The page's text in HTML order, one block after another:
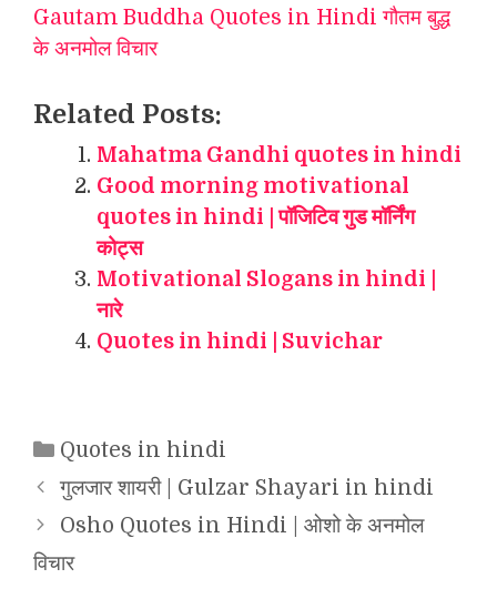
Gautam Buddha Quotes in Hindi गौतम बुद्ध
के अनमोल विचार
Related Posts:
Mahatma Gandhi quotes in hindi
Good morning motivational
quotes in hindi | पॉजिटिव गुड मॉर्निंग
कोट्स
Motivational Slogans in hindi |
नारे
Quotes in hindi | Suvichar
Categories
Quotes in hindi
गुलजार शायरी | Gulzar Shayari in hindi
Osho Quotes in Hindi | ओशो के अनमोल
विचार